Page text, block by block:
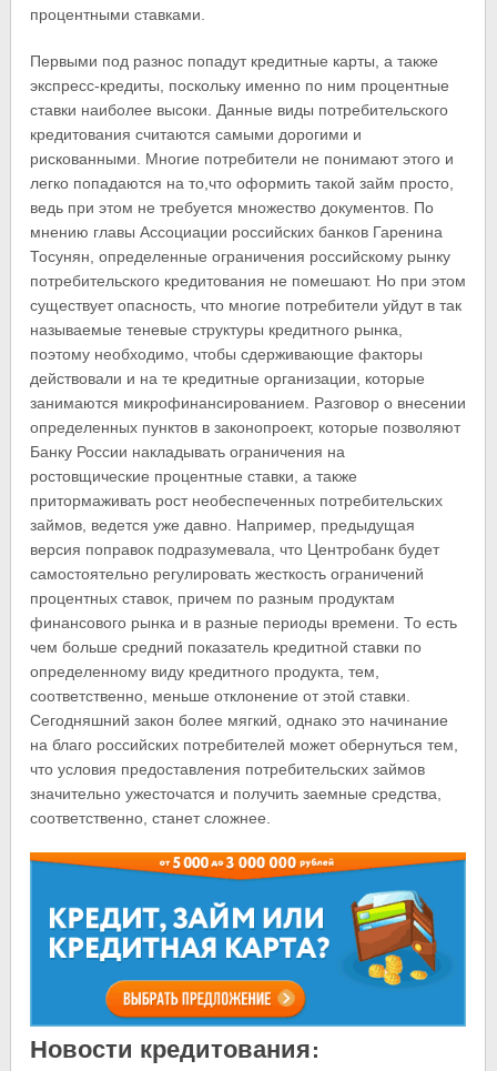
процентными ставками.
Первыми под разнос попадут кредитные карты, а также
экспресс-кредиты, поскольку именно по ним процентные
ставки наиболее высоки. Данные виды потребительского
кредитования считаются самыми дорогими и
рискованными. Многие потребители не понимают этого и
легко попадаются на то,что оформить такой займ просто,
ведь при этом не требуется множество документов. По
мнению главы Ассоциации российских банков Гаренина
Тосунян, определенные ограничения российскому рынку
потребительского кредитования не помешают. Но при этом
существует опасность, что многие потребители уйдут в так
называемые теневые структуры кредитного рынка,
поэтому необходимо, чтобы сдерживающие факторы
действовали и на те кредитные организации, которые
занимаются микрофинансированием. Разговор о внесении
определенных пунктов в законопроект, которые позволяют
Банку России накладывать ограничения на
ростовщические процентные ставки, а также
притормаживать рост необеспеченных потребительских
займов, ведется уже давно. Например, предыдущая
версия поправок подразумевала, что Центробанк будет
самостоятельно регулировать жесткость ограничений
процентных ставок, причем по разным продуктам
финансового рынка и в разные периоды времени. То есть
чем больше средний показатель кредитной ставки по
определенному виду кредитного продукта, тем,
соответственно, меньше отклонение от этой ставки.
Сегодняшний закон более мягкий, однако это начинание
на благо российских потребителей может обернуться тем,
что условия предоставления потребительских займов
значительно ужесточатся и получить заемные средства,
соответственно, станет сложнее.
Новости кредитования: